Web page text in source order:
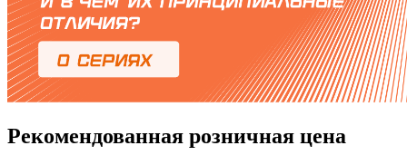
Рекомендованная розничная цена